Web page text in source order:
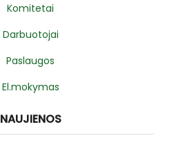
Komitetai
Darbuotojai
Paslaugos
El.mokymas
NAUJIENOS